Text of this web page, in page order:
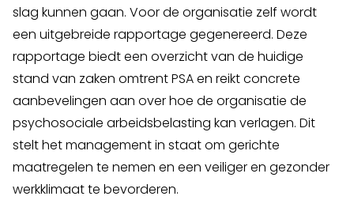
slag kunnen gaan. Voor de organisatie zelf wordt
een uitgebreide rapportage gegenereerd. Deze
rapportage biedt een overzicht van de huidige
stand van zaken omtrent PSA en reikt concrete
aanbevelingen aan over hoe de organisatie de
psychosociale arbeidsbelasting kan verlagen. Dit
stelt het management in staat om gerichte
maatregelen te nemen en een veiliger en gezonder
werkklimaat te bevorderen.